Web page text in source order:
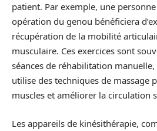
patient. Par exemple, une
opération du genou bénéficiera
récupération de la mobilité
musculaire. Ces exercices sont
séances de réhabilitation
utilise des techniques de massage
muscles et améliorer la circulation
Les appareils de kinésithérapie,